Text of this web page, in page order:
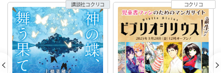
講談社コクリコ コクリコ